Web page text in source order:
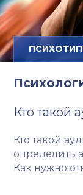
Кто такой
Кто такой
определить
Как нужно